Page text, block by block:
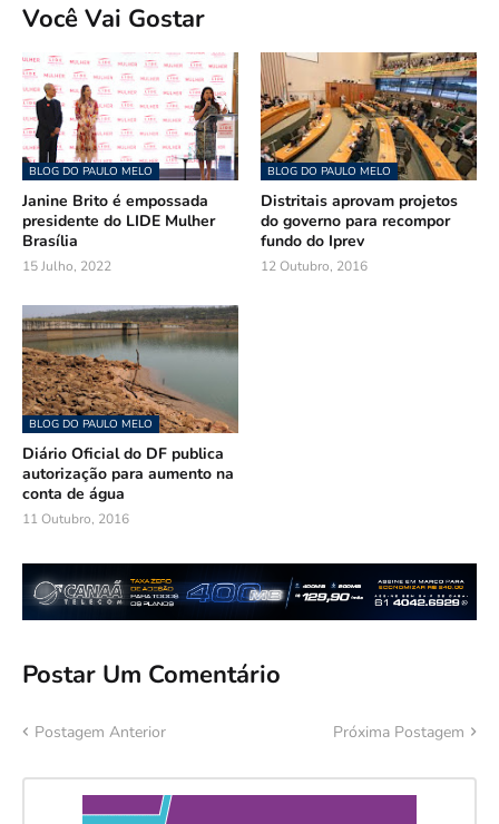
Você Vai Gostar
BLOG DO PAULO MELO
Janine Brito é empossada
presidente do LIDE Mulher
Brasília
15 Julho, 2022
BLOG DO PAULO MELO
Distritais aprovam projetos
do governo para recompor
fundo do Iprev
12 Outubro, 2016
BLOG DO PAULO MELO
Diário Oficial do DF publica
autorização para aumento na
conta de água
11 Outubro, 2016
Postar Um Comentário
Postagem Anterior Próxima Postagem